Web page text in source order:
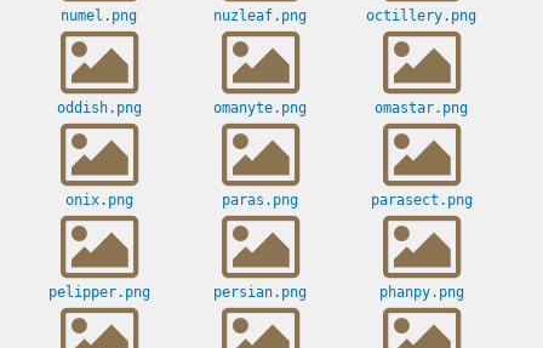
numel.png nuzleaf.png octillery.png
oddish.png omanyte.png omastar.png
onix.png paras.png parasect.png
pelipper.png persian.png phanpy.png